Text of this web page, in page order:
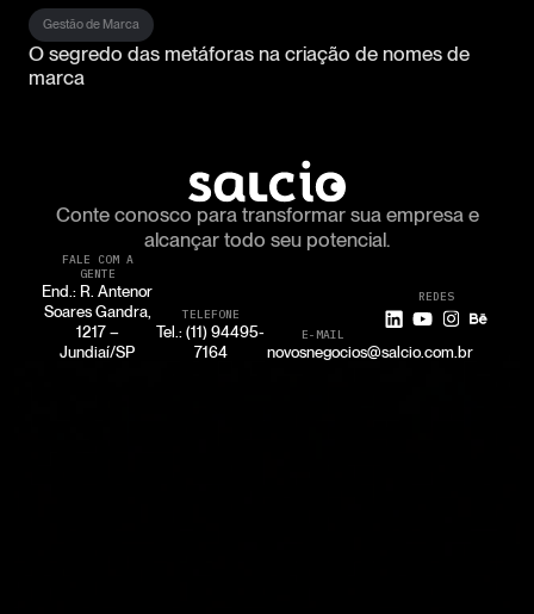
Gestão de Marca
O segredo das metáforas na criação de nomes de
marca
Conte conosco para transformar sua empresa e
alcançar todo seu potencial.
FALE COM A
GENTE
End.: R. Antenor
Soares Gandra,
1217 –
Jundiaí/SP
TELEFONE
Tel.: (11) 94495-
7164
E-MAIL
novosnegocios@salcio.com.br
REDES